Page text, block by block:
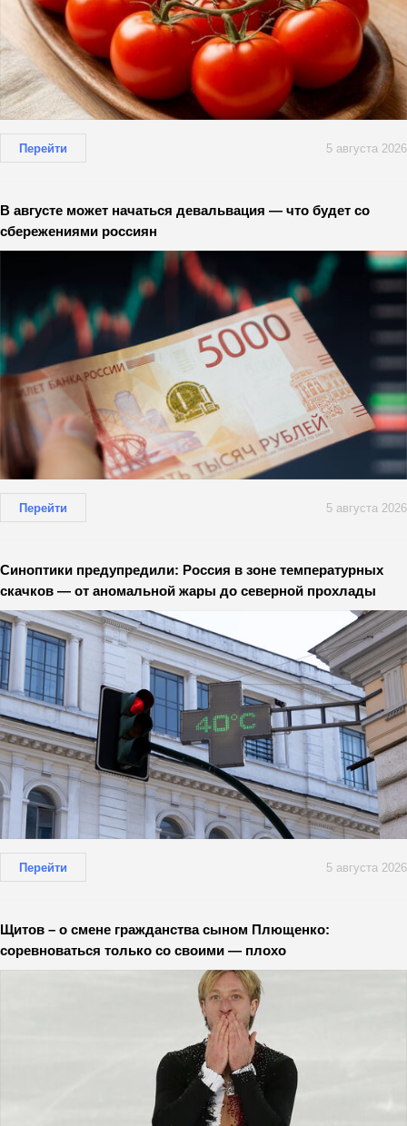
Перейти 5 августа 2026
В августе может начаться девальвация — что будет со
сбережениями россиян
Перейти 5 августа 2026
Синоптики предупредили: Россия в зоне температурных
скачков — от аномальной жары до северной прохлады
Перейти 5 августа 2026
Щитов – о смене гражданства сыном Плющенко:
соревноваться только со своими — плохо